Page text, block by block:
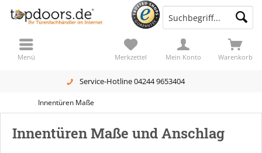
Service-Hotline 04244 9653404
Warenkorb
Merkzettel Mein Konto
Menü
Innentüren Maße
Innentüren Maße und Anschlag